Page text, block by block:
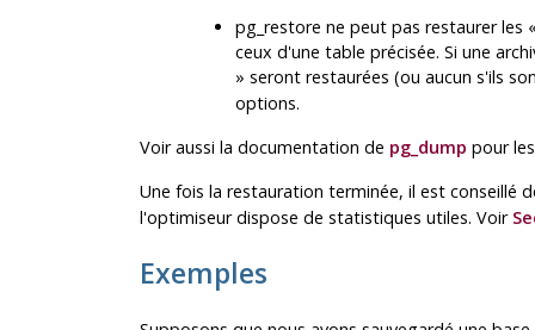
pg_restore ne peut pas restaurer les
ceux d'une table précisée. Si une
» seront restaurées (ou aucun s'ils
options.
Voir aussi la documentation de pg_dump pour
Une fois la restauration terminée, il est conseillé
l'optimiseur dispose de statistiques utiles. Voir
Exemples